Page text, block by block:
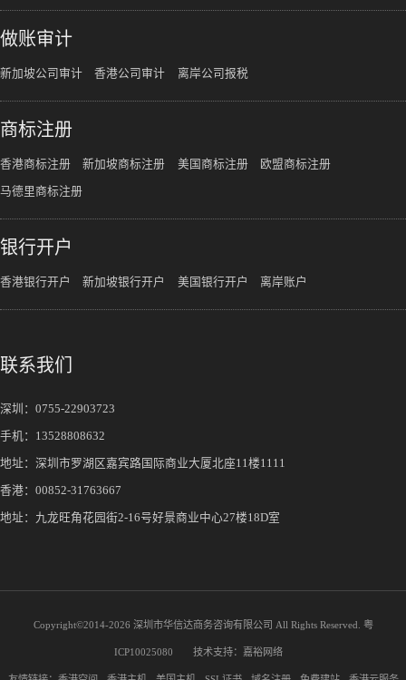
做账审计
新加坡公司审计 香港公司审计 离岸公司报税
商标注册
香港商标注册 新加坡商标注册 美国商标注册 欧盟商标注册
马德里商标注册
银行开户
香港银行开户 新加坡银行开户 美国银行开户 离岸账户
联系我们
深圳： 0755-22903723
手机： 13528808632
地址：深圳市罗湖区嘉宾路国际商业大厦北座11楼1111
香港：00852-31763667
地址：九龙旺角花园街2-16号好景商业中心27楼18D室
Copyright©2014-2026 深圳市华信达商务咨询有限公司 All Rights Reserved. 粤
ICP10025080 技术支持： 嘉裕网络